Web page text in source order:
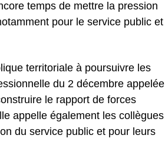
temps de mettre la pression
pour le service public et
territoriale à poursuivre les
du 2 décembre appelée
le rapport de forces
appelle également les collègues
du service public et pour leurs